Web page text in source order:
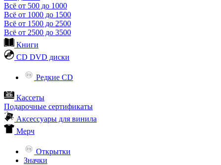
Всё от 500 до 1000
Всё от 1000 до 1500
Всё от 1500 до 2500
Всё от 2500 до 3500
Книги
CD DVD диски
Редкие CD
Кассеты
Подарочные сертификаты
Аксессуары для винила
Мерч
Открытки
Значки